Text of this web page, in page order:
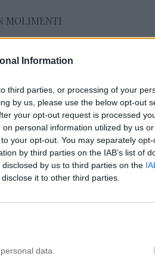
Information
third parties, or processing of your
by us, please use the below opt-out
your opt-out request is processed
personal information utilized by us
your opt-out. You may separately
by third parties on the IAB’s list of
by us to third parties on the
it to other third parties.
data.
MOLIMENTI
ÄR GENOMSKINLIGA
tog jag hand om min bästa
inte ihåg när vi sågs sist,
hår har verkligen hållit sig i
dags för att fräscha upp
igår, eller ljuset ute var